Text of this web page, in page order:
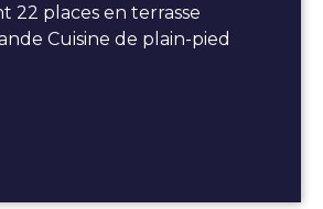
22 places en terrasse
Cuisine de plain-pied